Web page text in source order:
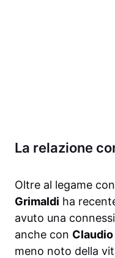
La relazione
Oltre al legame con
Grimaldi ha
avuto una
anche con
meno noto della